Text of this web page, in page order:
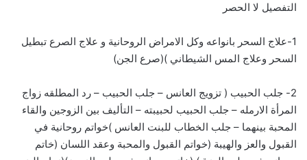
التفصيل لا الحصر
1-علاج السحر بانواعه وكل الامراض الروحانية و علاج الصرع تبطيل
السحر وعلاج المس الشيطاني )(صرع الجن)
2- جلب الحبيب ( تزويج العانس – جلب الحبيب – رد المطلقه زواج
المرأة الارمله – جلب الحبيب لحبيبته – التأليف بين الزوجين والقاء
المحبة بينهما – جلب الخطاب للبنت العانس )خواتم روحانية في
القبول والعز والهيبة (خواتم القبول والمحبة وعقد اللسان (خاتم